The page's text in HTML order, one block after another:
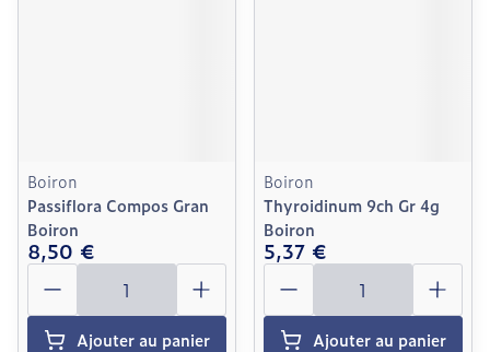
Boiron
Passiflora Compos Gran
Boiron
8,50 €
Quantité
Ajouter au panier
Boiron
Thyroidinum 9ch Gr 4g
Boiron
5,37 €
Quantité
Ajouter au panier